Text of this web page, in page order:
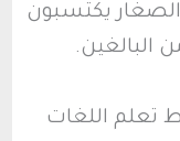
الصغار يكتسبون
البالغين.
تعلم اللغات